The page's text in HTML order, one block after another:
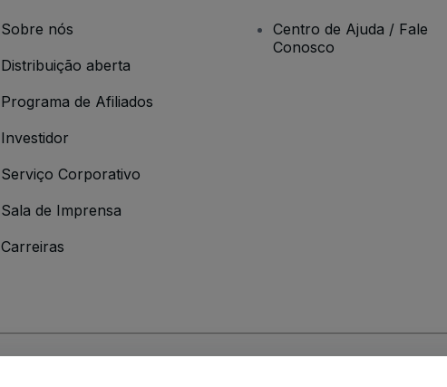
Sobre nós
Distribuição aberta
Programa de Afiliados
Investidor
Serviço Corporativo
Sala de Imprensa
Carreiras
Centro de Ajuda / Fale
Conosco